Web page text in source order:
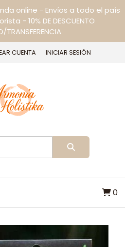
online - Envíos a todo el país
- 10% DE DESCUENTO
TRANSFERENCIA
CUENTA INICIAR SESIÓN
0